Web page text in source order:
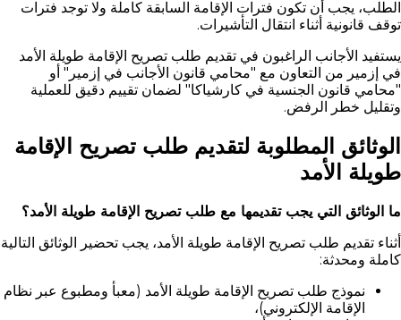
الطلب، يجب أن تكون فترات الإقامة السابقة كاملة ولا توجد فترات
توقف قانونية أثناء انتقال التأشيرات.
يستفيد الأجانب الراغبون في تقديم طلب تصريح الإقامة طويلة الأمد
في إزمير من التعاون مع "محامي قانون الأجانب في إزمير" أو
"محامي قانون الجنسية في كارشياكا" لضمان تقييم دقيق للعملية
وتقليل خطر الرفض.
الوثائق المطلوبة لتقديم طلب تصريح الإقامة
طويلة الأمد
ما الوثائق التي يجب تقديمها مع طلب تصريح الإقامة طويلة الأمد؟
أثناء تقديم طلب تصريح الإقامة طويلة الأمد، يجب تحضير الوثائق التالية
كاملة ومحدثة:
نموذج طلب تصريح الإقامة طويلة الأمد (معبأ ومطبوع عبر نظام
الإقامة الإلكتروني)،